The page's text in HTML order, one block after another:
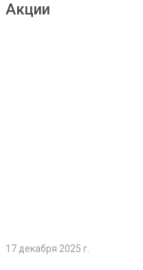
Акции
17 декабря 2025 г.